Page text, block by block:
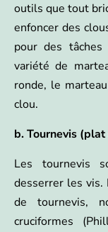
outils que tout
enfoncer des
pour des
variété de
ronde, le
clou.
b. Tournevis
Les tournevis
desserrer les vis.
de tournevis,
cruciformes